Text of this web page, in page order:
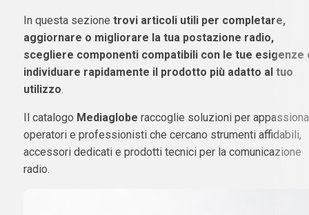
In questa sezione trovi articoli utili per completare,
aggiornare o migliorare la tua postazione radio,
scegliere componenti compatibili con le tue esigenze
individuare rapidamente il prodotto più adatto al tuo
utilizzo.
Il catalogo Mediaglobe raccoglie soluzioni per
operatori e professionisti che cercano strumenti affidabili,
accessori dedicati e prodotti tecnici per la comunicazione
radio.